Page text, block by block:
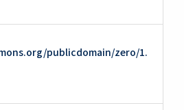
publicdomain/zero/1.